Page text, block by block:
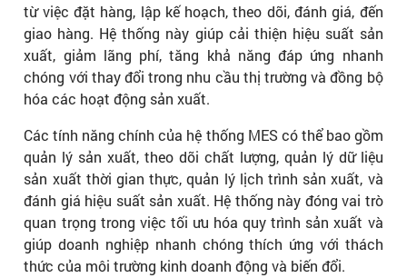
từ việc đặt hàng, lập kế hoạch, theo dõi, đánh giá, đến
giao hàng. Hệ thống này giúp cải thiện hiệu suất sản
xuất, giảm lãng phí, tăng khả năng đáp ứng nhanh
chóng với thay đổi trong nhu cầu thị trường và đồng bộ
hóa các hoạt động sản xuất.
Các tính năng chính của hệ thống MES có thể bao gồm
quản lý sản xuất, theo dõi chất lượng, quản lý dữ liệu
sản xuất thời gian thực, quản lý lịch trình sản xuất, và
đánh giá hiệu suất sản xuất. Hệ thống này đóng vai trò
quan trọng trong việc tối ưu hóa quy trình sản xuất và
giúp doanh nghiệp nhanh chóng thích ứng với thách
thức của môi trường kinh doanh động và biến đổi.